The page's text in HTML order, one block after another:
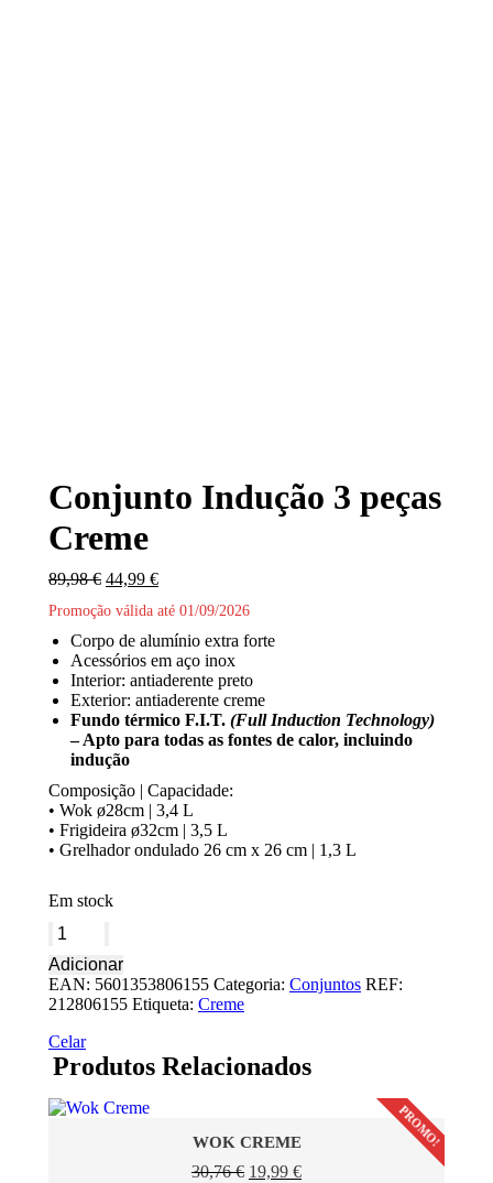
Conjunto Indução 3 peças
Creme
89,98€ O
original
era:
89,98 €.
44,99 €O
atual
é:
44,99 €.
Promoção válida até 01/09/2026
Corpo de alumínio extra forte
Acessórios em aço inox
Interior: antiaderente preto
Exterior: antiaderente creme
Fundo térmico F.I.T. (Full Induction Technology)
– Apto para todas as fontes de calor, incluindo
indução
Composição | Capacidade:
• Wok ø28cm | 3,4 L
• Frigideira ø32cm | 3,5 L
• Grelhador ondulado 26 cm x 26 cm | 1,3 L
Em stock
Quantidade
Conjunto
Indução
3
Creme
Adicionar
EAN: 5601353806155 Categoria: Conjuntos REF:
212806155 Etiqueta: Creme
Celar
Produtos Relacionados
PROMO!
WOK CREME
30,76€ O
19,99 €O